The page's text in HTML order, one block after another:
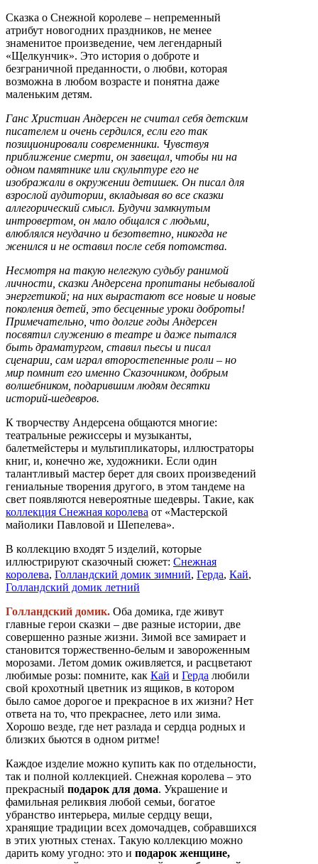
Сказка о Снежной королеве – непременный
атрибут новогодних праздников, не менее
знаменитое произведение, чем легендарный
«Щелкунчик». Это история о доброте и
безграничной преданности, о любви, которая
возможна в любом возрасте и понятна даже
маленьким детям.
Ганс Христиан Андерсен не считал себя детским
писателем и очень сердился, если его так
позиционировали современники. Чувствуя
приближение смерти, он завещал, чтобы ни на
одном памятнике или скульптуре его не
изображали в окружении детишек. Он писал для
взрослой аудитории, вкладывая во все сказки
аллегорический смысл. Будучи замкнутым
интровертом, он мало общался с людьми,
влюблялся неудачно и безответно, никогда не
женился и не оставил после себя потомства.
Несмотря на такую нелегкую судьбу ранимой
личности, сказки Андерсена пропитаны небывалой
энергетикой; на них вырастают все новые и новые
поколения детей, это бесценные уроки доброты!
Примечательно, что долгие годы Андерсен
посвятил служению в театре и даже пытался
быть драматургом, ставил пьесы и писал
сценарии, сам играл второстепенные роли – но
мир помнит его именно Сказочником, добрым
волшебником, подарившим людям десятки
историй-шедевров.
К творчеству Андерсена общаются многие:
театральные режиссеры и музыканты,
балетмейстеры и мультипликаторы, иллюстраторы
книг, и, конечно же, художники. Если один
талантливый мастер берет для своих произведений
гениальные творения другого, в этом тандеме на
свет появляются невероятные шедевры. Такие, как
коллекция Снежная королева от «Мастерской
майолики Павловой и Шепелева».
В коллекцию входят 5 изделий, которые
иллюстрируют сказочный сюжет: Снежная
королева, Голландский домик зимний, Герда, Кай,
Голландский домик летний
Голландский домик. Оба домика, где живут
главные герои сказки – две разные истории, две
совершенно разные жизни. Зимой все замирает и
становится торжественно-белым и завороженным
морозами. Летом домик оживляется, и расцветают
любимые розы: помните, как Кай и Герда любили
свой крохотный цветник из ящиков, в котором
было самое дорогое и прекрасное в их жизни? Нет
ответа на то, что прекраснее, лето или зима.
Хорошо везде, где нет разлада и сердца родных и
близких бьются в одном ритме!
Каждое изделие можно купить как по отдельности,
так и полной коллекцией. Снежная королева – это
прекрасный подарок для дома. Украшение и
фамильная реликвия любой семьи, богатое
убранство интерьера, милые сердцу вещи,
хранящие традиции всех домочадцев, собравшихся
в этих уютных стенах. Такую коллекцию можно
дарить кому угодно: это и подарок женщине,